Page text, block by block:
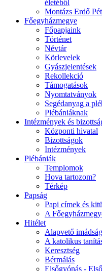
életéből
Montázs Erdő
Főegyházmegye
Főpapjaink
Történet
Névtár
Körlevelek
Gyászjelentések
Rekollekció
Támogatások
Nyomtatványok
Segédanyag a
Plébániáknak
Intézmények és
Központi hivatal
Bizottságok
Intézmények
Plébániák
Templomok
Hova tartozom?
Térkép
Papság
Papi címek és
A
Hitélet
Alapvető
A katolikus
Keresztség
Bérmálás
Elsőgyónás -